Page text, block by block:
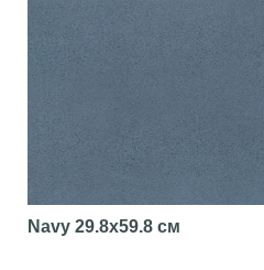
Navy 29.8x59.8 см